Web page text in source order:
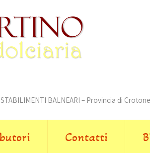
STABILIMENTI BALNEARI – Provincia di Crotone
Contatti